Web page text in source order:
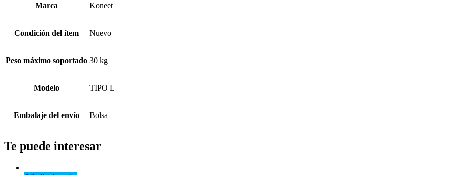
Marca Koneet
Condición del ítem Nuevo
Peso máximo soportado 30 kg
Modelo TIPO L
Embalaje del envío Bolsa
Te puede interesar